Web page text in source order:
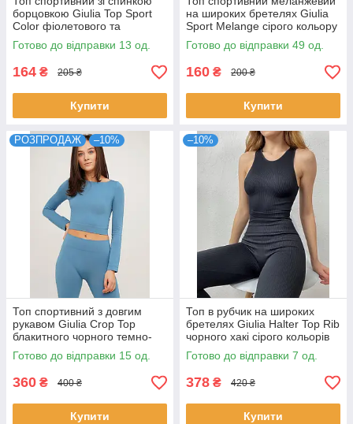
борцовкою Giulia Top Sport
Color фіолетового та
рубінового кольорів р S/M
Готово до відправки 13 од.
164 ₴ 205 ₴
Купити
на широких бретелях Giulia
Sport Melange сірого кольору
розміри S M L
Готово до відправки 49 од.
160 ₴ 200 ₴
Купити
РОЗПРОДАЖ –10%
Топ спортивний з довгим
рукавом Giulia Crop Top
блакитного чорного темно-
синього бордового кольорів
розміри S/M L/XL
Готово до відправки 15 од.
360 ₴ 400 ₴
Купити
–10%
Топ в рубчик на широких
бретелях Giulia Halter Top Rib
чорного хакі сірого кольорів
розміри S/M L/XL
Готово до відправки 7 од.
378 ₴ 420 ₴
Купити